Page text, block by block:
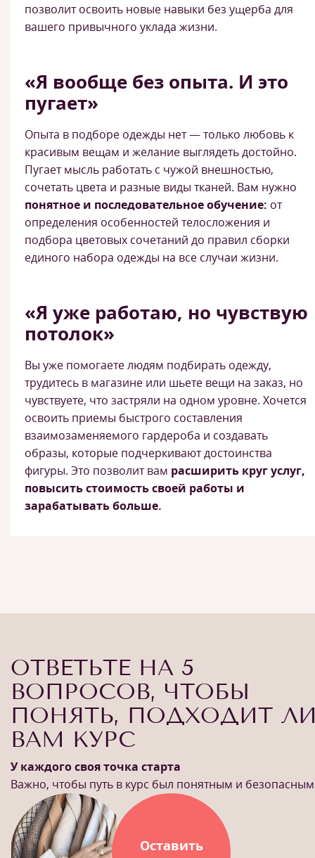
позволит освоить новые навыки без ущерба для
вашего привычного уклада жизни.
«Я вообще без опыта. И это
пугает»
Опыта в подборе одежды нет — только любовь к
красивым вещам и желание выглядеть достойно.
Пугает мысль работать с чужой внешностью,
сочетать цвета и разные виды тканей. Вам нужно
понятное и последовательное обучение: от
определения особенностей телосложения и
подбора цветовых сочетаний до правил сборки
единого набора одежды на все случаи жизни.
«Я уже работаю, но чувствую
потолок»
Вы уже помогаете людям подбирать одежду,
трудитесь в магазине или шьете вещи на заказ, но
чувствуете, что застряли на одном уровне. Хочется
освоить приемы быстрого составления
взаимозаменяемого гардероба и создавать
образы, которые подчеркивают достоинства
фигуры. Это позволит вам расширить круг услуг,
повысить стоимость своей работы и
зарабатывать больше.
ОТВЕТЬТЕ НА 5
ВОПРОСОВ, ЧТОБЫ
ПОНЯТЬ, ПОДХОДИТ
ВАМ КУРС
У каждого своя точка старта
Важно, чтобы путь в курс был понятным и безопасным
Оставить